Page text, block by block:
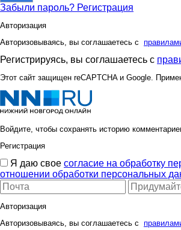
Забыли пароль? Регистрация
Авторизация
Авторизовываясь, вы соглашаетесь с
Регистрируясь, вы соглашаетесь с
Этот сайт защищен reCAPTCHA и Google.
Войдите, чтобы сохранять историю
Регистрация
Я даю свое согласие на обработку
отношении обработки персональных
Авторизация
Авторизовываясь, вы соглашаетесь с